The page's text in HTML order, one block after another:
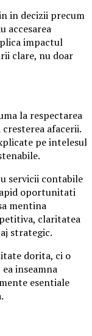
in decizii precum
accesarea
impactul
clare, nu doar
la respectarea
afacerii.
pe intelesul
servicii contabile
oportunitati
mentina
claritatea
strategic.
dorita, ci o
inseamna
esentiale